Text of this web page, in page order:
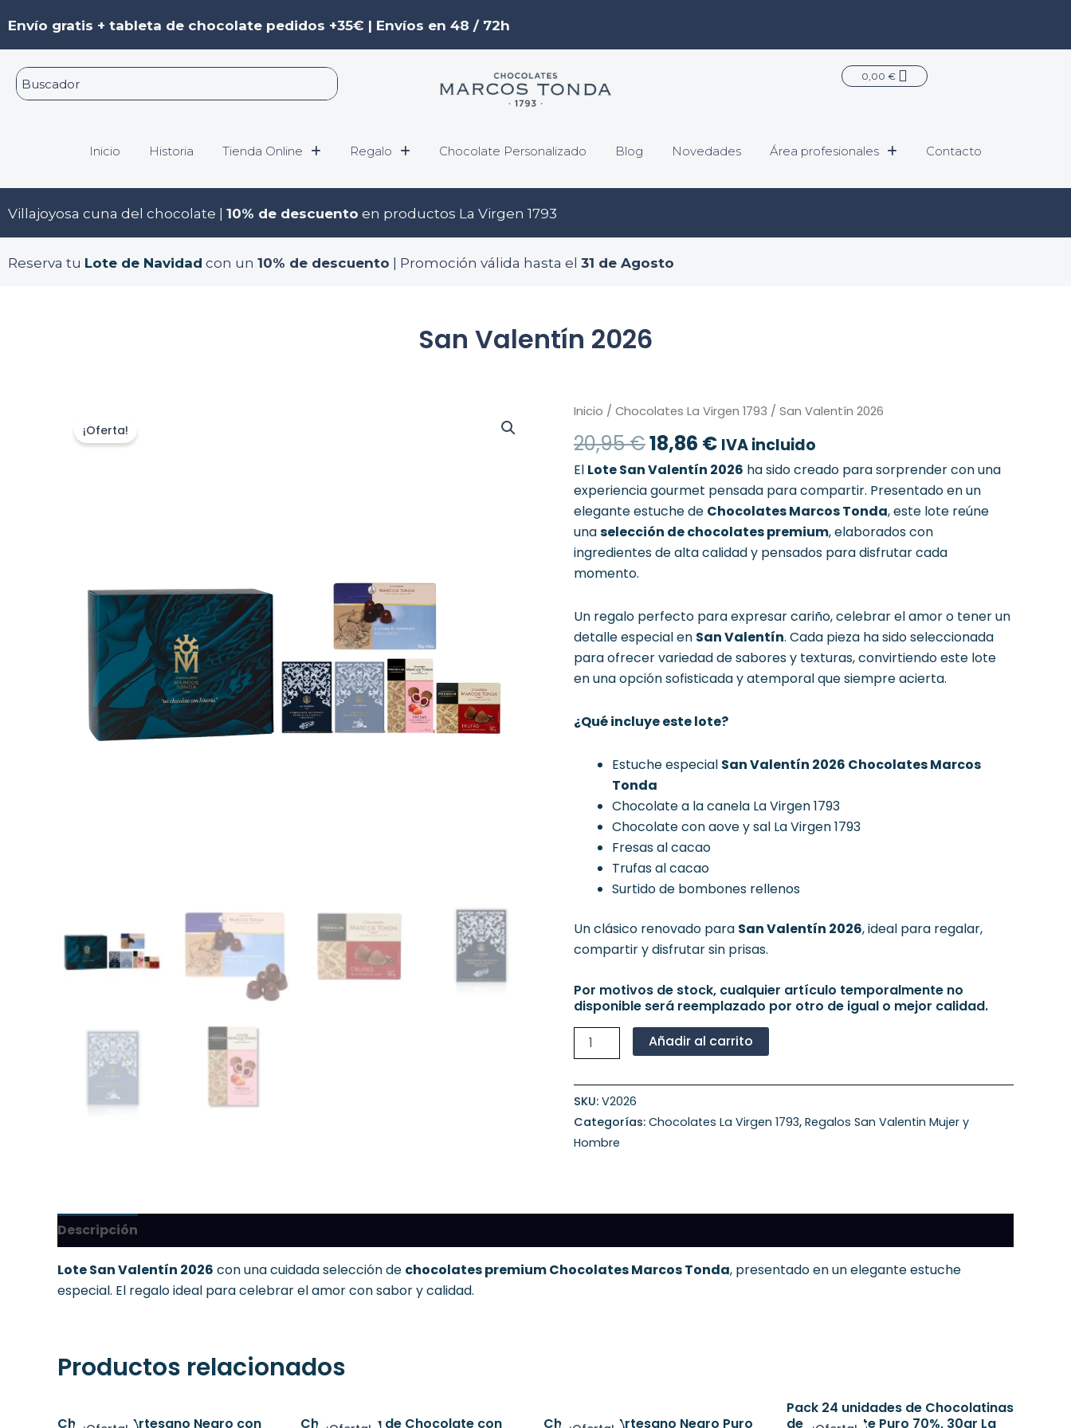
al
contenido
Envío gratis + tableta de chocolate pedidos +35€ | Envíos en 48 / 72h
0,00 € Carrito
Inicio Historia Tienda Online Regalo Chocolate Personalizado Blog Novedades Área profesionales Contacto
Villajoyosa cuna del chocolate | 10% de descuento en productos La Virgen 1793
Reserva tu Lote de Navidad con un 10% de descuento | Promoción válida hasta el 31 de Agosto
San Valentín 2026
¡Oferta!
Inicio / Chocolates La Virgen 1793 / San Valentín 2026
20,95€
El
precio
original
era:
20,95 €.
18,86 €
El
precio
actual
es:
18,86 €.
IVA incluido
El Lote San Valentín 2026 ha sido creado para sorprender con una
experiencia gourmet pensada para compartir. Presentado en un
elegante estuche de Chocolates Marcos Tonda, este lote reúne
unaselección de chocolates premium, elaborados con
ingredientes de alta calidad y pensados para disfrutar cada
momento.
Un regalo perfecto para expresar cariño, celebrar el amor o tener un
detalle especial en San Valentín. Cada pieza ha sido seleccionada
para ofrecer variedad de sabores y texturas, convirtiendo este lote
en una opción sofisticada y atemporal que siempre acierta.
¿Qué incluye este lote?
Estuche especial San Valentín 2026 Chocolates Marcos
Tonda
Chocolate a la canela La Virgen 1793
Chocolate con aove y sal La Virgen 1793
Fresas al cacao
Trufas al cacao
Surtido de bombones rellenos
Un clásico renovado para San Valentín 2026, ideal para regalar,
compartir y disfrutar sin prisas.
Por motivos de stock, cualquier artículo temporalmente no
disponible será reemplazado por otro de igual o mejor calidad.
San
2026
cantidad
Añadir al carrito
SKU: V2026
Categorías: Chocolates La Virgen 1793, Regalos San Valentin Mujer y
Hombre
Descripción
Lote San Valentín 2026 con una cuidada selección de chocolates premium Chocolates Marcos Tonda, presentado en un elegante estuche
especial. El regalo ideal para celebrar el amor con sabor y calidad.
Productos relacionados
Chocolate Artesano Negro con
precioprecio
Chocolatina de Chocolate con
precio
precio
Chocolate Artesano Negro Puro
precioprecio
Pack 24 unidades de Chocolatinas
de Chocolate Puro 70%, 30gr La
El
precio
El
precio